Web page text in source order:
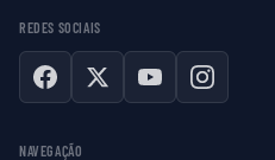
REDES SOCIAIS
Facebook
X YouTubeInstagram
NAVEGAÇÃO